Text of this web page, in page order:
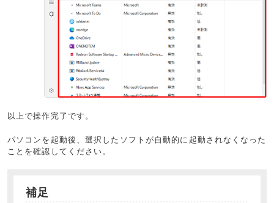
以上で操作完了です。
パソコンを起動後、選択したソフトが自動的に起動されなくなった
ことを確認してください。
補足